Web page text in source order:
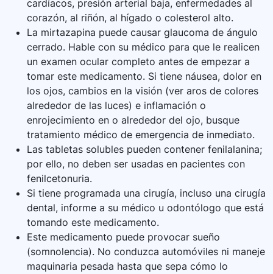
cardíacos, presión arterial baja, enfermedades al
corazón, al riñón, al hígado o colesterol alto.
La mirtazapina puede causar glaucoma de ángulo
cerrado. Hable con su médico para que le realicen
un examen ocular completo antes de empezar a
tomar este medicamento. Si tiene náusea, dolor en
los ojos, cambios en la visión (ver aros de colores
alrededor de las luces) e inflamación o
enrojecimiento en o alrededor del ojo, busque
tratamiento médico de emergencia de inmediato.
Las tabletas solubles pueden contener fenilalanina;
por ello, no deben ser usadas en pacientes con
fenilcetonuria.
Si tiene programada una cirugía, incluso una cirugía
dental, informe a su médico u odontólogo que está
tomando este medicamento.
Este medicamento puede provocar sueño
(somnolencia). No conduzca automóviles ni maneje
maquinaria pesada hasta que sepa cómo lo